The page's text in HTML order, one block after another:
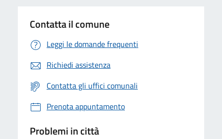
Contatta il comune
Leggi le domande frequenti
Richiedi assistenza
Contatta gli uffici comunali
Prenota appuntamento
Problemi in città